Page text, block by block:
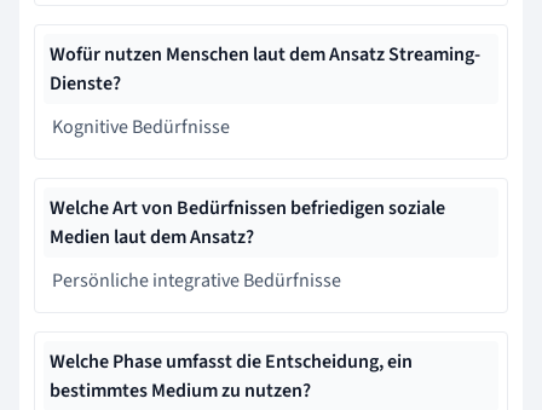
Wofür nutzen Menschen laut dem Ansatz Streaming-
Dienste?
Kognitive Bedürfnisse
Welche Art von Bedürfnissen befriedigen soziale
Medien laut dem Ansatz?
Persönliche integrative Bedürfnisse
Welche Phase umfasst die Entscheidung, ein
bestimmtes Medium zu nutzen?